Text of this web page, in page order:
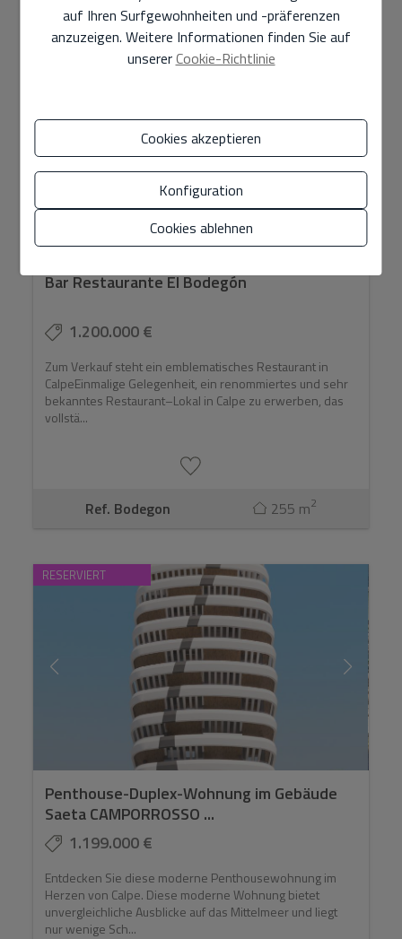
Bar Restaurante El Bodegón
1.200.000 €
Zum Verkauf steht ein emblematisches Restaurant in
CalpeEinmalige Gelegenheit, ein renommiertes und sehr
bekanntes Restaurant–Lokal in Calpe zu erwerben, das
vollstä...
Ref. Bodegon 255 m2
RESERVIERT
Penthouse-Duplex-Wohnung im Gebäude
Saeta CAMPORROSSO ...
1.199.000 €
Entdecken Sie diese moderne Penthousewohnung im
Herzen von Calpe. Diese moderne Wohnung bietet
unvergleichliche Ausblicke auf das Mittelmeer und liegt
nur wenige Sch...
auf Ihren Surfgewohnheiten und -präferenzen
anzuzeigen. Weitere Informationen finden Sie auf
unsererCookie-Richtlinie
Cookies akzeptieren
Konfiguration
Cookies ablehnen